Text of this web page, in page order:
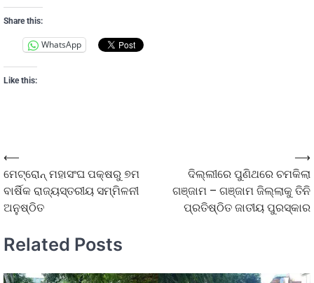
Share this:
WhatsApp
Like this:
⟵
ମେଟ୍ରୋନ୍ ମହାସଂଘ ପକ୍ଷରୁ ୭ମ
ବାର୍ଷିକ ରାଜ୍ୟସ୍ତରୀୟ ସମ୍ମିଳନୀ
ଅନୁଷ୍ଠିତ
ଦିଲ୍ଲୀରେ ପୁଣିଥରେ ଚମକିଲା
ଗଞ୍ଜାମ – ଗଞ୍ଜାମ ଜିଲ୍ଲାକୁ ତିନି
ପ୍ରତିଷ୍ଠିତ ଜାତୀୟ ପୁରସ୍କାର
⟶
Related Posts